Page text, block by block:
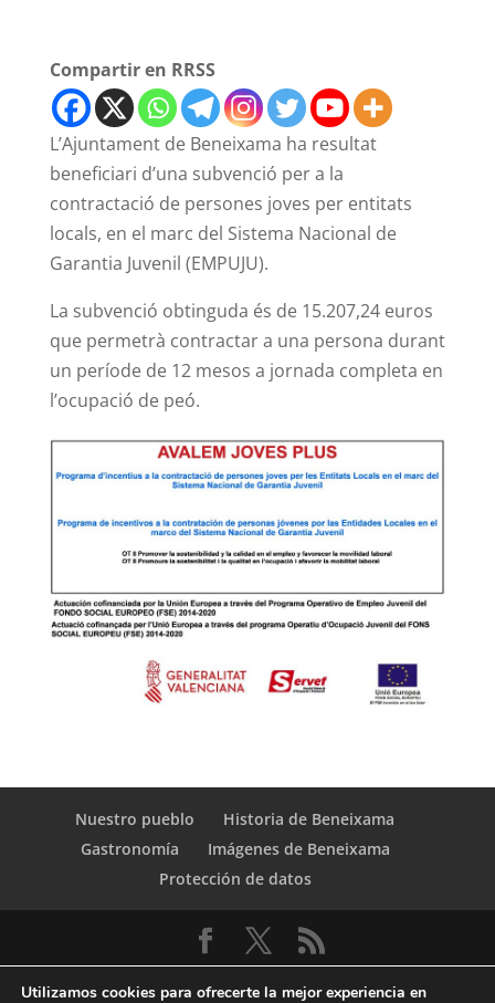
Compartir en RRSS
L’Ajuntament de Beneixama ha resultat
beneficiari d’una subvenció per a la
contractació de persones joves per entitats
locals, en el marc del Sistema Nacional de
Garantia Juvenil (EMPUJU).
La subvenció obtinguda és de 15.207,24 euros
que permetrà contractar a una persona durant
un període de 12 mesos a jornada completa en
l’ocupació de peó.
Nuestro pueblo
Historia de Beneixama
Gastronomía
Imágenes de Beneixama
Protección de datos
Utilizamos cookies para ofrecerte la mejor experiencia en